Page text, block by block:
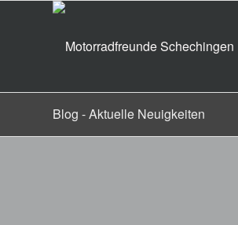
Blog - Aktuelle Neuigkeiten